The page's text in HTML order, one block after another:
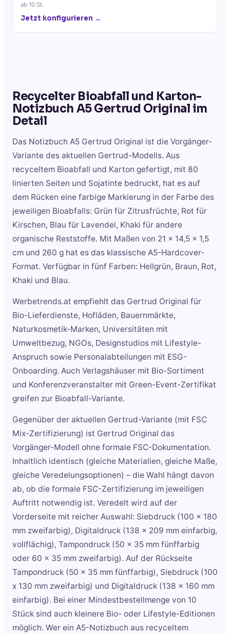
ab 10 St.
Jetzt konfigurieren →
Recycelter Bioabfall und Karton-
Notizbuch A5 Gertrud Original im
Detail
Das Notizbuch A5 Gertrud Original ist die Vorgänger-
Variante des aktuellen Gertrud-Modells. Aus
recyceltem Bioabfall und Karton gefertigt, mit 80
linierten Seiten und Sojatinte bedruckt, hat es auf
dem Rücken eine farbige Markierung in der Farbe des
jeweiligen Bioabfalls: Grün für Zitrusfrüchte, Rot für
Kirschen, Blau für Lavendel, Khaki für andere
organische Reststoffe. Mit Maßen von 21 x 14,5 x 1,5
cm und 260 g hat es das klassische A5-Hardcover-
Format. Verfügbar in fünf Farben: Hellgrün, Braun, Rot,
Khaki und Blau.
Werbetrends.at empfiehlt das Gertrud Original für
Bio-Lieferdienste, Hofläden, Bauernmärkte,
Naturkosmetik-Marken, Universitäten mit
Umweltbezug, NGOs, Designstudios mit Lifestyle-
Anspruch sowie Personalabteilungen mit ESG-
Onboarding. Auch Verlagshäuser mit Bio-Sortiment
und Konferenzveranstalter mit Green-Event-Zertifikat
greifen zur Bioabfall-Variante.
Gegenüber der aktuellen Gertrud-Variante (mit FSC
Mix-Zertifizierung) ist Gertrud Original das
Vorgänger-Modell ohne formale FSC-Dokumentation.
Inhaltlich identisch (gleiche Materialien, gleiche Maße,
gleiche Veredelungsoptionen) – die Wahl hängt davon
ab, ob die formale FSC-Zertifizierung im jeweiligen
Auftritt notwendig ist. Veredelt wird auf der
Vorderseite mit reicher Auswahl: Siebdruck (100 x 180
mm zweifarbig), Digitaldruck (138 x 209 mm einfarbig,
vollflächig), Tampondruck (50 x 35 mm fünffarbig
oder 60 x 35 mm zweifarbig). Auf der Rückseite
Tampondruck (50 x 35 mm fünffarbig), Siebdruck (100
x 130 mm zweifarbig) und Digitaldruck (138 x 160 mm
einfarbig). Bei einer Mindestbestellmenge von 10
Stück sind auch kleinere Bio- oder Lifestyle-Editionen
möglich. Wer ein A5-Notizbuch aus recyceltem